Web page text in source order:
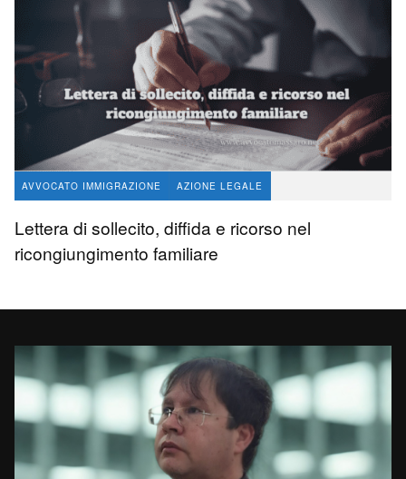
AVVOCATO IMMIGRAZIONE AZIONE LEGALE
Lettera di sollecito, diffida e ricorso nel
ricongiungimento familiare